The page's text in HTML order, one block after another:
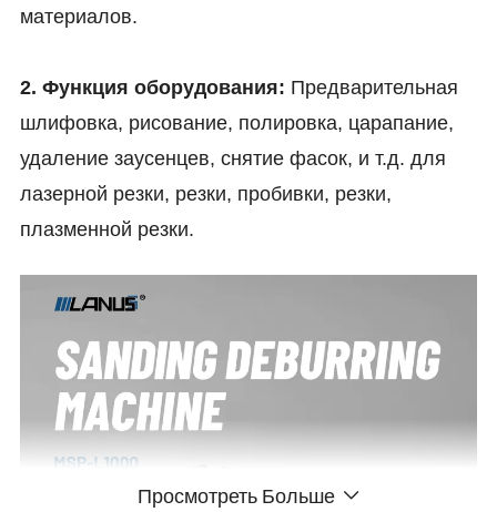
материалов.
2. Функция оборудования: Предварительная
шлифовка, рисование, полировка, царапание,
удаление заусенцев, снятие фасок, и т.д. для
лазерной резки, резки, пробивки, резки,
плазменной резки.
Просмотреть Больше